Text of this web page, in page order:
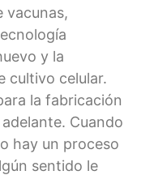
vacunas,
y la
cultivo celular.
la fabricación
Cuando
hay un proceso
sentido le